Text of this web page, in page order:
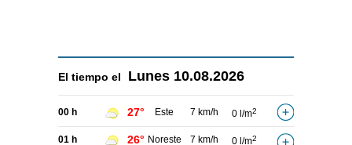
El tiempo el Lunes 10.08.2026
00 h 27° Este 7 km/h 0 l/m2
01 h 26° Noreste 7 km/h 0 l/m2